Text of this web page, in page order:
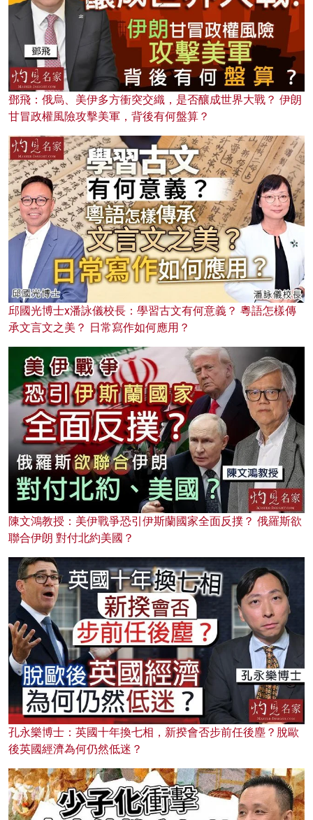
鄧飛：俄烏、美伊多方衝突交織，是否釀成世界大戰？ 伊朗
甘冒政權風險攻擊美軍，背後有何盤算？
邱國光博士x潘詠儀校長：學習古文有何意義？ 粵語怎樣傳
承文言文之美？ 日常寫作如何應用？
陳文鴻教授：美伊戰爭恐引伊斯蘭國家全面反撲？ 俄羅斯欲
聯合伊朗 對付北約美國？
孔永樂博士：英國十年換七相，新揆會否步前任後塵？脫歐
後英國經濟為何仍然低迷？